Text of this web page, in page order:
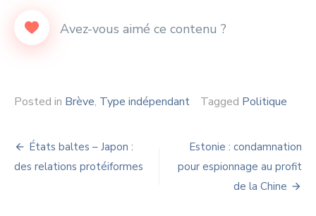
Posted in Brève, Type indépendant Tagged Politique
Navigation
de
États baltes – Japon :
des relations protéiformes
Estonie : condamnation
pour espionnage au profit
de la Chine